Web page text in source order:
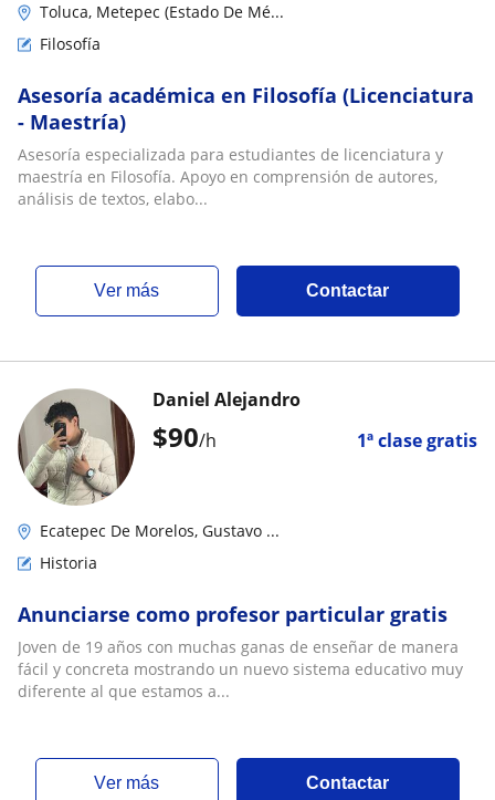
Toluca, Metepec (Estado De Mé...
Filosofía
Asesoría académica en Filosofía (Licenciatura
- Maestría)
Asesoría especializada para estudiantes de licenciatura y
maestría en Filosofía. Apoyo en comprensión de autores,
análisis de textos, elabo...
ver más Contactar
$90/h 1ª clase gratis
Daniel Alejandro
Ecatepec De Morelos, Gustavo ...
Historia
Anunciarse como profesor particular gratis
Joven de 19 años con muchas ganas de enseñar de manera
fácil y concreta mostrando un nuevo sistema educativo muy
diferente al que estamos a...
ver más Contactar